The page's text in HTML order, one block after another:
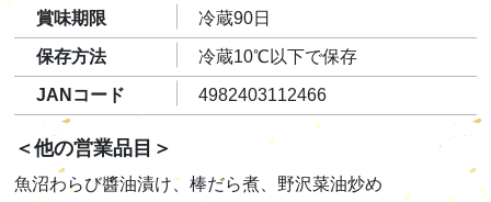
賞味期限 冷蔵90日
保存方法 冷蔵10℃以下で保存
JANコード 4982403112466
＜他の営業品目＞
魚沼わらび醬油漬け、棒だら煮、野沢菜油炒め